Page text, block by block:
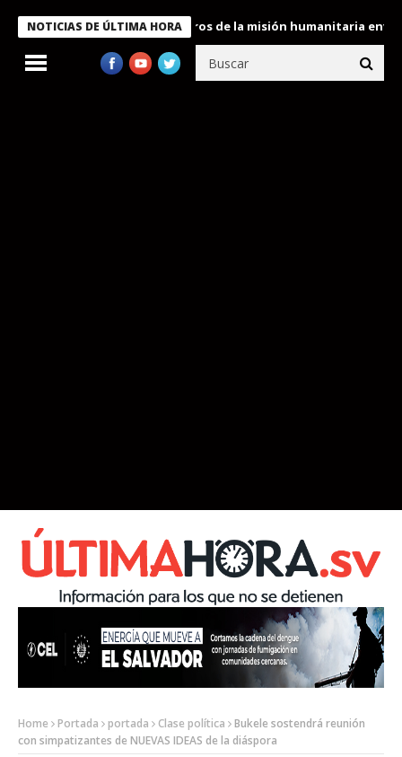
NOTICIAS DE ÚLTIMA HORA
condecora a miembros de la misión humanitaria enviada a
Home Portada portada Clase política
Bukele sostendrá reunión
con simpatizantes de NUEVAS IDEAS de la diáspora